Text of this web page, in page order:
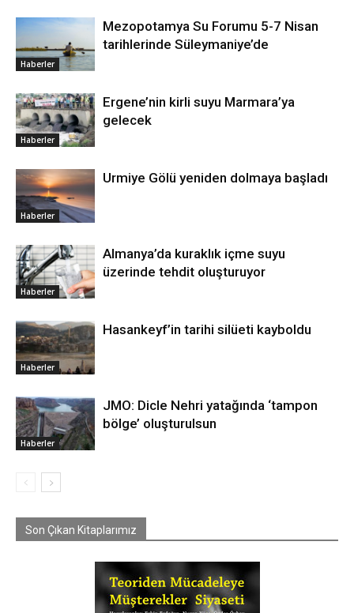
Haberler
Mezopotamya Su Forumu 5-7 Nisan
tarihlerinde Süleymaniye’de
Haberler
Ergene’nin kirli suyu Marmara’ya
gelecek
Haberler
Urmiye Gölü yeniden dolmaya başladı
Haberler
Almanya’da kuraklık içme suyu
üzerinde tehdit oluşturuyor
Haberler
Hasankeyf’in tarihi silüeti kayboldu
Haberler
JMO: Dicle Nehri yatağında ‘tampon
bölge’ oluşturulsun
Son Çıkan Kitaplarımız